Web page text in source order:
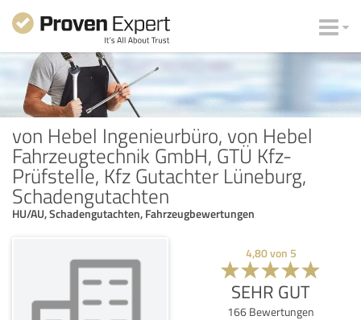
von Hebel Ingenieurbüro, von Hebel
Fahrzeugtechnik GmbH, GTÜ Kfz-
Prüfstelle, Kfz Gutachter Lüneburg,
Schadengutachten
HU/AU, Schadengutachten, Fahrzeugbewertungen
4,80von 5
SEHR GUT
166 Bewertungen